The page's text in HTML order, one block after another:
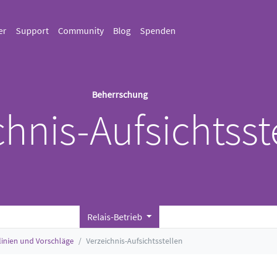
Support Community Blog Spenden
Beherrschung
Relais-Betrieb
und Vorschläge Verzeichnis-Aufsichtsstellen